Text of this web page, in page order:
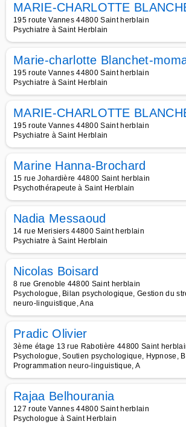
MARIE-CHARLOTTE
195 route Vannes 44800 Saint herblain
Psychiatre à Saint Herblain
Marie-charlotte Blanchet-
195 route Vannes 44800 Saint herblain
Psychiatre à Saint Herblain
MARIE-CHARLOTTE
195 route Vannes 44800 Saint herblain
Psychiatre à Saint Herblain
Marine Hanna-Brochard
15 rue Johardière 44800 Saint herblain
Psychothérapeute à Saint Herblain
Nadia Messaoud
14 rue Merisiers 44800 Saint herblain
Psychiatre à Saint Herblain
Nicolas Boisard
8 rue Grenoble 44800 Saint herblain
Psychologue, Bilan psychologique, Gestion du
neuro-linguistique, Ana
Pradic Olivier
3ème étage 13 rue Rabotière 44800 Saint
Psychologue, Soutien psychologique, Hypnose,
Programmation neuro-linguistique, A
Rajaa Belhourania
127 route Vannes 44800 Saint herblain
Psychologue à Saint Herblain